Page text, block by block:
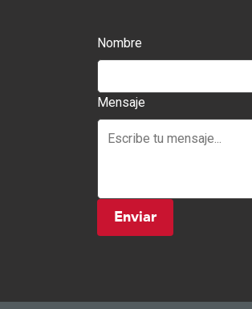
Nombre
Mensaje
Enviar